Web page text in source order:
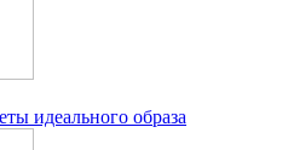
идеального образа